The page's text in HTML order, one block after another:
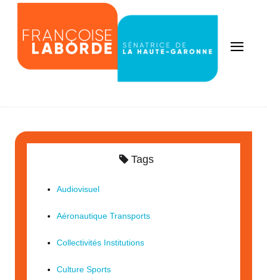
Tags
Audiovisuel
Aéronautique Transports
Collectivités Institutions
Culture Sports